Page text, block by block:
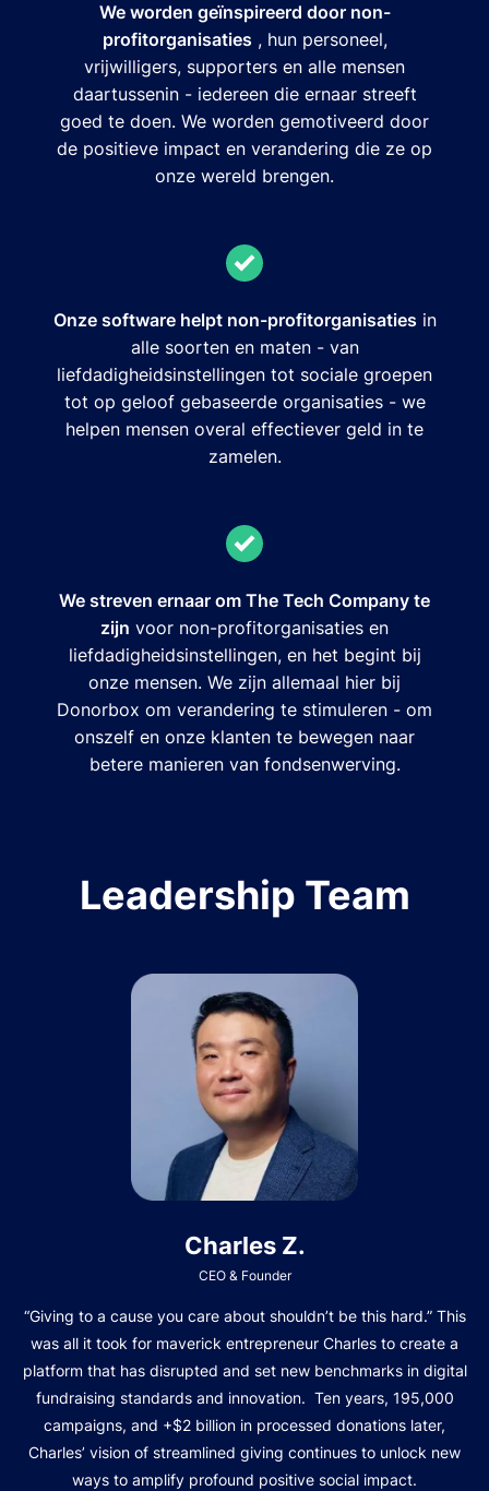
We worden geïnspireerd door non-
profitorganisaties, hun personeel,
vrijwilligers, supporters en alle mensen
daartussenin - iedereen die ernaar streeft
goed te doen. We worden gemotiveerd door
de positieve impact en verandering die ze op
onze wereld brengen.
Onze software helpt non-profitorganisatiesin
alle soorten en maten - van
liefdadigheidsinstellingen tot sociale groepen
tot op geloof gebaseerde organisaties - we
helpen mensen overal effectiever geld in te
zamelen.
We streven ernaar om The Tech Company te
zijn voor non-profitorganisaties en
liefdadigheidsinstellingen, en het begint bij
onze mensen. We zijn allemaal hier bij
Donorbox om verandering te stimuleren - om
onszelf en onze klanten te bewegen naar
betere manieren van fondsenwerving.
Leadership Team
Charles Z.
CEO & Founder
“Giving to a cause you care about shouldn’t be this hard.” This
was all it took for maverick entrepreneur Charles to create a
platform that has disrupted and set new benchmarks in digital
fundraising standards and innovation. Ten years, 195,000
campaigns, and +$2 billion in processed donations later,
Charles’ vision of streamlined giving continues to unlock new
ways to amplify profound positive social impact.